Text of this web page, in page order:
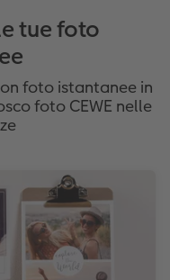
tue foto
foto istantanee in
foto CEWE nelle